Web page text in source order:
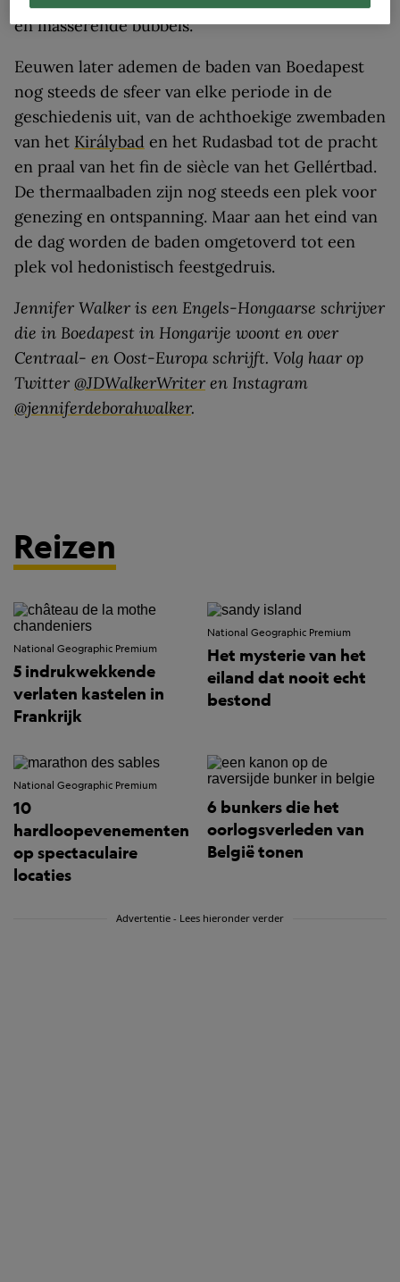
en masserende bubbels.
Eeuwen later ademen de baden van Boedapest
nog steeds de sfeer van elke periode in de
geschiedenis uit, van de achthoekige zwembaden
van het Királybad en het Rudasbad tot de pracht
en praal van het fin de siècle van het Gellértbad.
De thermaalbaden zijn nog steeds een plek voor
genezing en ontspanning. Maar aan het eind van
de dag worden de baden omgetoverd tot een
plek vol hedonistisch feestgedruis.
Jennifer Walker is een Engels-Hongaarse schrijver
die in Boedapest in Hongarije woont en over
Centraal- en Oost-Europa schrijft. Volg haar op
Twitter @JDWalkerWriter en Instagram
@jenniferdeborahwalker.
Reizen
National Geographic Premium
5 indrukwekkende
verlaten kastelen in
Frankrijk
National Geographic Premium
Het mysterie van het
eiland dat nooit echt
bestond
National Geographic Premium
10
hardloopevenementen
op spectaculaire
locaties
6 bunkers die het
oorlogsverleden van
België tonen
Advertentie - Lees hieronder verder